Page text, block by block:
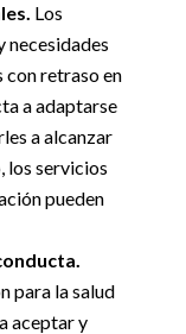
Los
necesidades
con retraso en
a adaptarse
a alcanzar
los servicios
pueden
para la salud
aceptar y